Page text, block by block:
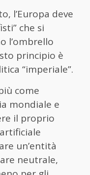
l’Europa deve
che si
l’ombrello
principio è
“imperiale”.
come
mondiale e
il proprio
un’entità
neutrale,